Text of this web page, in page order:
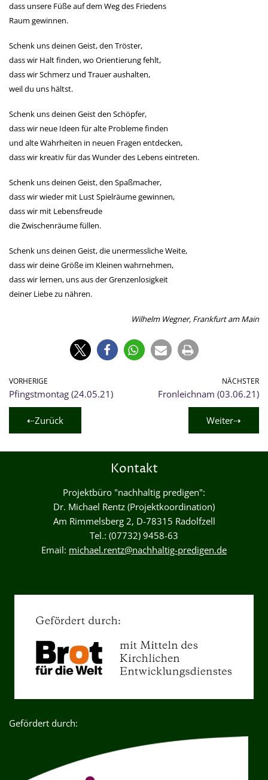
dass unsere Füße auf dem Weg des Friedens
Raum gewinnen.
Schenk uns deinen Geist, den Tröster,
dass wir Halt finden, wo Orientierung fehlt,
dass wir Schmerz und Trauer aushalten,
weil du uns hältst.
Schenk uns deinen Geist den Schöpfer,
dass wir neue Ideen für alte Probleme finden
und alte Wahrheiten in neuen Fragen entdecken,
dass wir kreativ für das Wunder des Lebens eintreten.
Schenk uns deinen Geist, den Spaßmacher,
dass wir wieder mit Lust Spielräume gewinnen,
dass wir mit Lebensfreude
die Zwischenräume füllen.
Schenk uns deinen Geist, die unermessliche Weite,
dass wir deine Größe im Kleinen wahrnehmen,
dass wir lernen, uns aus der Grenzenlosigkeit
deiner Liebe zu nähren.
Wilhelm Wegner, Frankfurt am Main
VORHERIGE
Pfingstmontag (24.05.21)
NÄCHSTER
Fronleichnam (03.06.21)
⇠Zurück Weiter⇢
Kontakt
Projektbüro "nachhaltig predigen":
Dr. Michael Rentz (Projektkoordination)
Am Rimmelsberg 2, D-78315 Radolfzell
Tel.: (07732) 9458-63
Email: michael.rentz@nachhaltig-predigen.de
Gefördert durch: